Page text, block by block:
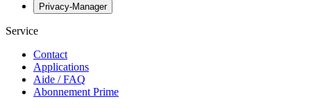
Privacy-Manager
Service
Contact
Applications
Aide / FAQ
Abonnement Prime